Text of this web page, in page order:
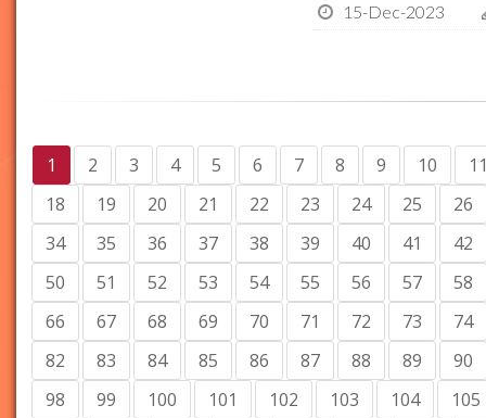
15-Dec-2023
1 2 3 4 5 6 7 8 9 10
18
19 20 21 22 23 24 25
26
34
35 36 37 38 39 40 41
42
50
51 52 53 54 55 56 57
58
66
67 68 69 70 71 72 73
74
82
83 84 85 86 87 88 89
90
98
99 100 101 102 103 104
105